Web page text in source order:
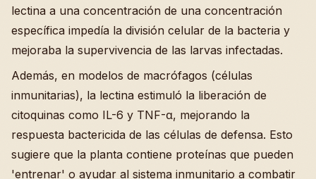
lectina a una concentración de una concentración
específica impedía la división celular de la bacteria y
mejoraba la supervivencia de las larvas infectadas.
Además, en modelos de macrófagos (células
inmunitarias), la lectina estimuló la liberación de
citoquinas como IL-6 y TNF-α, mejorando la
respuesta bactericida de las células de defensa. Esto
sugiere que la planta contiene proteínas que pueden
'entrenar' o ayudar al sistema inmunitario a combatir